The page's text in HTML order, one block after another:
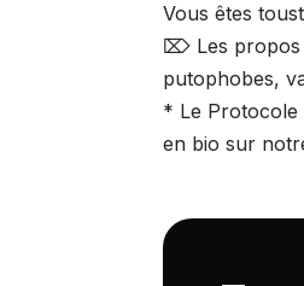
Vous êtes
⌦ Les propos
putophobes,
* Le Protocole
en bio sur